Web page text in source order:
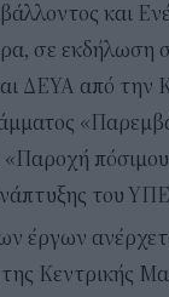
και
σε
ΔΕΥΑ από την
του
έργων
Κεντρικής